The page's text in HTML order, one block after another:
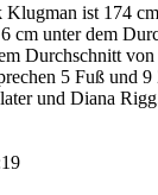
ist 174
cm unter dem
Durchschnitt von
5 Fuß und
und Diana